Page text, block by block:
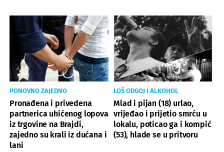
PONOVNO ZAJEDNO
Pronađena i privedena
partnerica uhićenog lopova
iz trgovine na Brajdi,
zajedno su krali iz dućana i
lani
LOŠ ODGOJ I ALKOHOL
Mlad i pijan (18) urlao,
vrijeđao i prijetio smrću u
lokalu, poticao ga i kompić
(53), hlade se u pritvoru